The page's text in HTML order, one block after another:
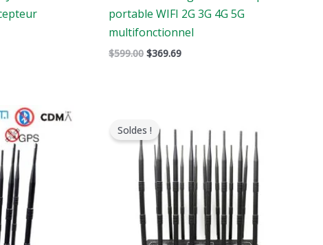
portable WIFI 2G 3G 4G 5G
multifonctionnel
$599.00 $369.69
Soldes ! original
était
:
$2,399.00.
actuel
est
:
$1,719.19.